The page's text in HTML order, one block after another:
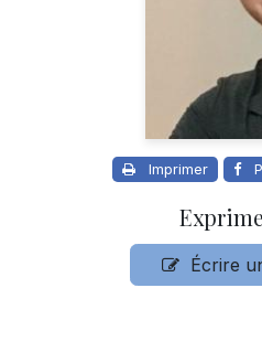
Imprimer
Écrire